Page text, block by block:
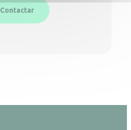
Contactar